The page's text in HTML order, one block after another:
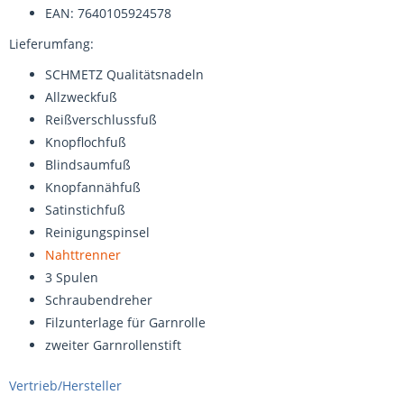
EAN: 7640105924578
Lieferumfang:
SCHMETZ Qualitätsnadeln
Allzweckfuß
Reißverschlussfuß
Knopflochfuß
Blindsaumfuß
Knopfannähfuß
Satinstichfuß
Reinigungspinsel
Nahttrenner
3 Spulen
Schraubendreher
Filzunterlage für Garnrolle
zweiter Garnrollenstift
Vertrieb/Hersteller